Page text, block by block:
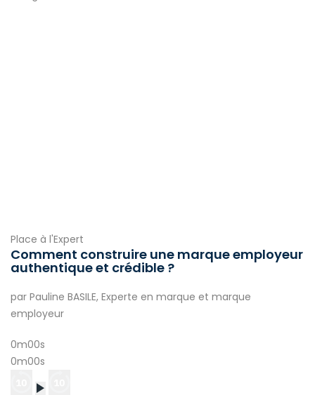
Place à l'Expert
Comment construire une marque employeur
authentique et crédible ?
par Pauline BASILE, Experte en marque et marque
employeur
0m00s
0m00s